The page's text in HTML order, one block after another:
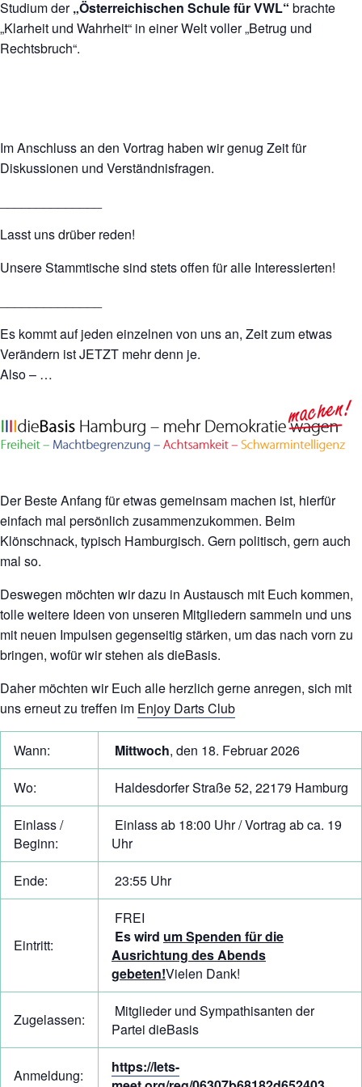
Studium der„Österreichischen Schule für VWL“ brachte
„Klarheit und Wahrheit“ in einer Welt voller „Betrug und
Rechtsbruch“.
Im Anschluss an den Vortrag haben wir genug Zeit für
Diskussionen und Verständnisfragen.
Lasst uns drüber reden!
Unsere Stammtische sind stets offen für alle Interessierten!
Es kommt auf jeden einzelnen von uns an, Zeit zum etwas
Verändern ist JETZT mehr denn je.
Also – …
Der Beste Anfang für etwas gemeinsam machen ist, hierfür
einfach mal persönlich zusammenzukommen. Beim
Klönschnack, typisch Hamburgisch. Gern politisch, gern auch
mal so.
Deswegen möchten wir dazu in Austausch mit Euch kommen,
tolle weitere Ideen von unseren Mitgliedern sammeln und uns
mit neuen Impulsen gegenseitig stärken, um das nach vorn zu
bringen, wofür wir stehen als dieBasis.
Daher möchten wir Euch alle herzlich gerne anregen, sich mit
uns erneut zu treffen im Enjoy Darts Club
Wann: Mittwoch, den 18. Februar 2026
Wo:
Haldesdorfer Straße 52, 22179 Hamburg
Einlass /
Beginn:
Einlass ab 18:00 Uhr / Vortrag ab ca. 19
Uhr
Ende:
23:55 Uhr
Eintritt:
FREI
Es wird um Spenden für die
Ausrichtung des Abends
gebeten!Vielen Dank!
Zugelassen:
Mitglieder und Sympathisanten der
Partei dieBasis
Anmeldung:
https://lets-